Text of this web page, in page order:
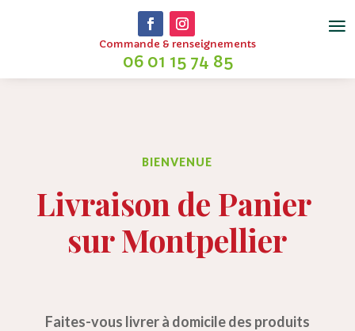
Commande & renseignements
06 01 15 74 85
BIENVENUE
Livraison de Panier
sur Montpellier
Faites-vous livrer à domicile des produits